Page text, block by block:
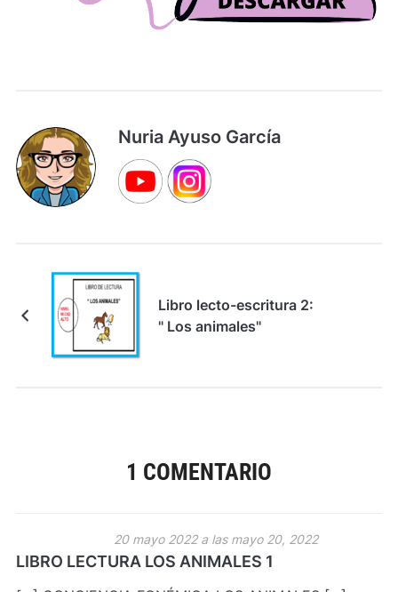
Nuria Ayuso García
Libro lecto-escritura 2:
" Los animales"
1 COMENTARIO
LIBRO LECTURA LOS ANIMALES 1
20 mayo 2022 a las mayo 20, 2022